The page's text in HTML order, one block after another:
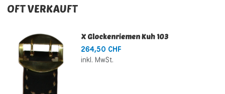
OFT VERKAUFT
X Glockenriemen Kuh 103
264,50 CHF
inkl. MwSt.